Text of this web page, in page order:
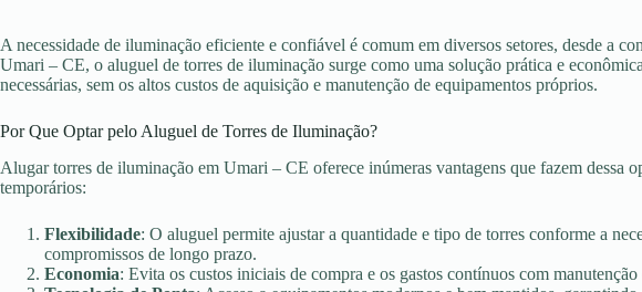
A necessidade de iluminação eficiente e confiável é comum em diversos setores, desde a
Umari – CE, o aluguel de torres de iluminação surge como uma solução prática e
necessárias, sem os altos custos de aquisição e manutenção de equipamentos próprios.
Por Que Optar pelo Aluguel de Torres de Iluminação?
Alugar torres de iluminação em Umari – CE oferece inúmeras vantagens que fazem dessa
temporários:
Flexibilidade: O aluguel permite ajustar a quantidade e tipo de torres conforme a
compromissos de longo prazo.
Economia: Evita os custos iniciais de compra e os gastos contínuos com manutenção